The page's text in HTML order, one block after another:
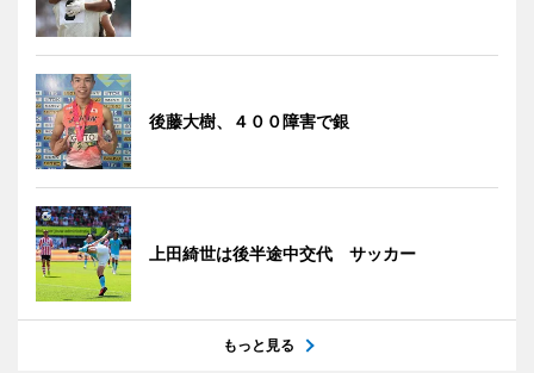
後藤大樹、４００障害で銀
上田綺世は後半途中交代 サッカー
もっと見る